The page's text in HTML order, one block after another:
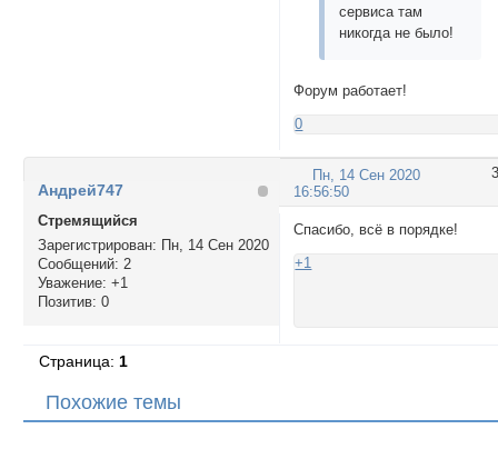
сервиса там
никогда не было!
Форум работает!
0
3
Пн, 14 Сен 2020
16:56:50
Андрей747
Стремящийся
Зарегистрирован: Пн, 14 Сен 2020
Сообщений: 2
Уважение: +1
Позитив: 0
Спасибо, всё в порядке!
+1
Страница: 1
Похожие темы